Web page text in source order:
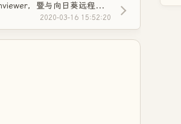
远程控制软件推荐-teamviewer，暨与向日葵远程软件简单对比！
2020-03-16 15:52:20